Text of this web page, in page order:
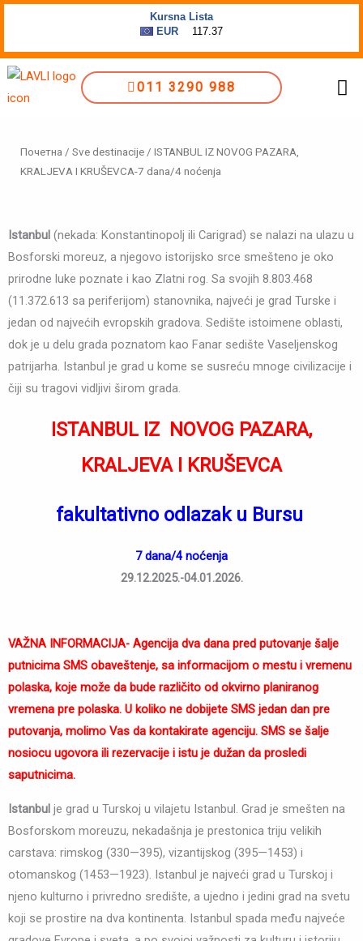
садржај
011 3290 988
Почетна / Sve destinacije / ISTANBUL IZ NOVOG PAZARA,
KRALJEVA I KRUŠEVCA-7 dana/4 noćenja
Istanbul (nekada: Konstantinopolj ili Carigrad) se nalazi na ulazu u
Bosforski moreuz, a njegovo istorijsko srce smešteno je oko
prirodne luke poznate i kao Zlatni rog. Sa svojih 8.803.468
(11.372.613 sa periferijom) stanovnika, najveći je grad Turske i
jedan od najvećih evropskih gradova. Sedište istoimene oblasti,
dok je u delu grada poznatom kao Fanar sedište Vaseljenskog
patrijarha. Istanbul je grad u kome se susreću mnoge civilizacije i
čiji su tragovi vidljivi širom grada.
ISTANBUL IZ NOVOG PAZARA,
KRALJEVA I KRUŠEVCA
fakultativno odlazak u Bursu
7 dana/4 noćenja
29.12.2025.-04.01.2026.
VAŽNA INFORMACIJA- Agencija dva dana pred putovanje šalje
putnicima SMS obaveštenje, sa informacijom o mestu i vremenu
polaska, koje može da bude različito od okvirno planiranog
vremena pre polaska. U koliko ne dobijete SMS jedan dan pre
putovanja, molimo Vas da kontakirate agenciju. SMS se šalje
nosiocu ugovora ili rezervacije i istu je dužan da prosledi
saputnicima.
Istanbul je grad u Turskoj u vilajetu Istanbul. Grad je smešten na
Bosforskom moreuzu, nekadašnja je prestonica triju velikih
carstava: rimskog (330—395), vizantijskog (395—1453) i
otomanskog (1453—1923). Istanbul je najveći grad u Turskoj i
njeno kulturno i privredno središte, a ujedno i jedini grad na svetu
koji se prostire na dva kontinenta. Istanbul spada među najveće